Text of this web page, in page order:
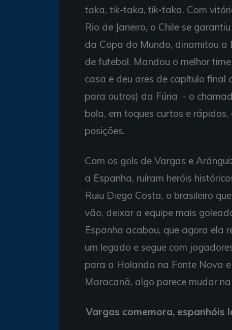
taka, tik-taka, tik-taka. Com
Rio de Janeiro, o Chile se
da Copa do Mundo, dinamitou a
de futebol. Mandou o melhor
casa e deu ares de capítulo
para outros) da Fúria - o
bola, em toques curtos e
posições.
Com os gols de Vargas e
a Espanha, ruíram heróis
Ruiu Diego Costa, o brasileiro
vão, deixar a equipe mais
Espanha acabou, que agora ela
um legado e segue com
para a Holanda na Fonte Nova
Maracanã, algo parece mudar
Vargas comemora, espanhóis